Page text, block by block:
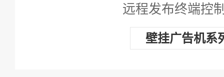
远程发布终端控
壁挂广告机系